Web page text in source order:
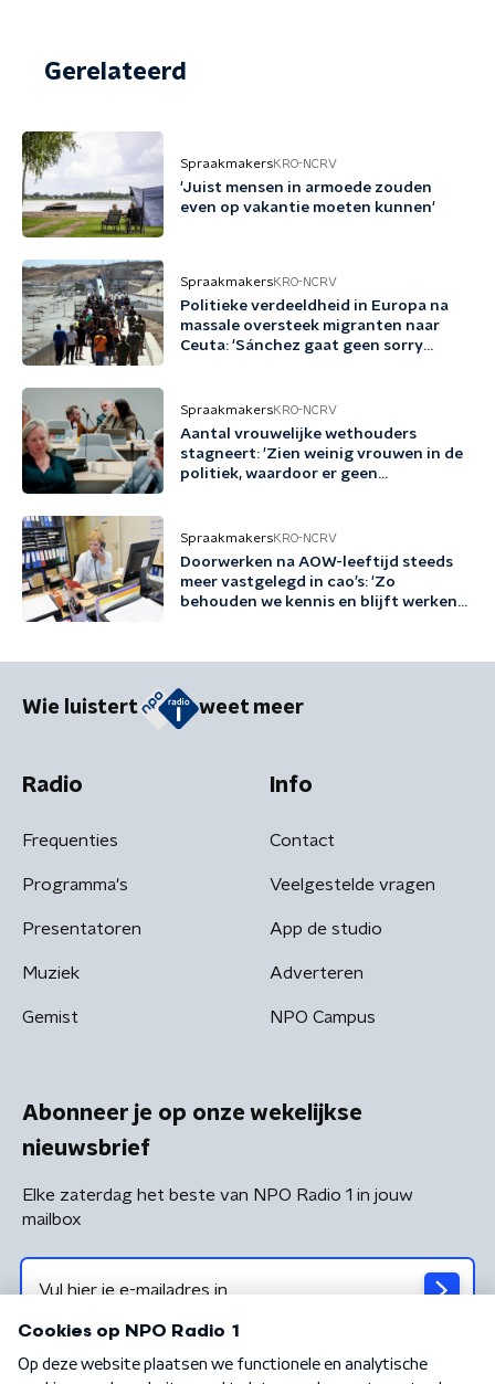
Gerelateerd
SpraakmakersKRO-NCRV
'Juist mensen in armoede zouden
even op vakantie moeten kunnen'
SpraakmakersKRO-NCRV
Politieke verdeeldheid in Europa na
massale oversteek migranten naar
Ceuta: 'Sánchez gaat geen sorry
SpraakmakersKRO-NCRV
Aantal vrouwelijke wethouders
stagneert: 'Zien weinig vrouwen in de
politiek, waardoor er geen
SpraakmakersKRO-NCRV
Doorwerken na AOW-leeftijd steeds
meer vastgelegd in cao’s: 'Zo
behouden we kennis en blijft werken
Wie luistert weet meer
Radio
Frequenties
Programma's
Presentatoren
Muziek
Gemist
Info
Contact
Veelgestelde vragen
App de studio
Adverteren
NPO Campus
Abonneer je op onze wekelijkse
nieuwsbrief
Elke zaterdag het beste van NPO Radio 1 in jouw
mailbox